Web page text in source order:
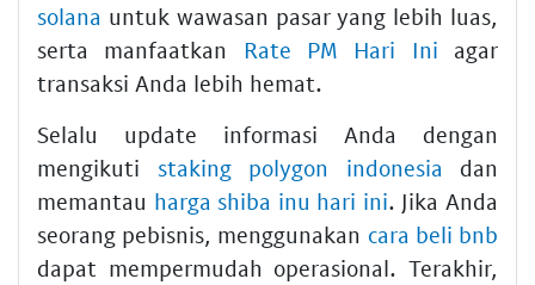
solana untuk wawasan pasar yang lebih luas,
serta manfaatkan Rate PM Hari Ini agar
transaksi Anda lebih hemat.
Selalu update informasi Anda dengan
mengikuti staking polygon indonesia dan
memantau harga shiba inu hari ini. Jika Anda
seorang pebisnis, menggunakan cara beli bnb
dapat mempermudah operasional. Terakhir,